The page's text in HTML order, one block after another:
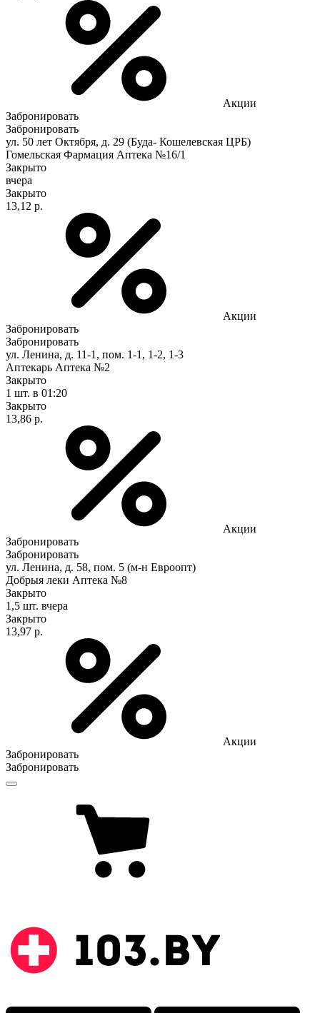
Акции
Забронировать
Забронировать
ул. 50 лет Октября, д. 29 (Буда- Кошелевская ЦРБ)
Гомельская Фармация Аптека №16/1
Закрыто
вчера
Закрыто
13,12 р.
Акции
Забронировать
Забронировать
ул. Ленина, д. 11-1, пом. 1-1, 1-2, 1-3
Аптекарь Аптека №2
Закрыто
1 шт. в 01:20
Закрыто
13,86 р.
Акции
Забронировать
Забронировать
ул. Ленина, д. 58, пом. 5 (м-н Евроопт)
Добрыя леки Аптека №8
Закрыто
1,5 шт. вчера
Закрыто
13,97 р.
Акции
Забронировать
Забронировать